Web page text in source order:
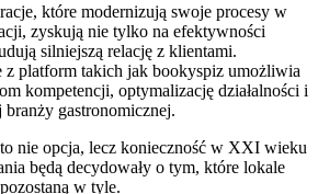
które modernizują swoje procesy w
zyskują nie tylko na efektywności
silniejszą relację z klientami.
z platform takich jak bookyspiz umożliwia
kompetencji, optymalizację działalności i
gastronomicznej.
nie opcja, lecz konieczność w XXI wieku
będą decydowały o tym, które lokale
w tyle.